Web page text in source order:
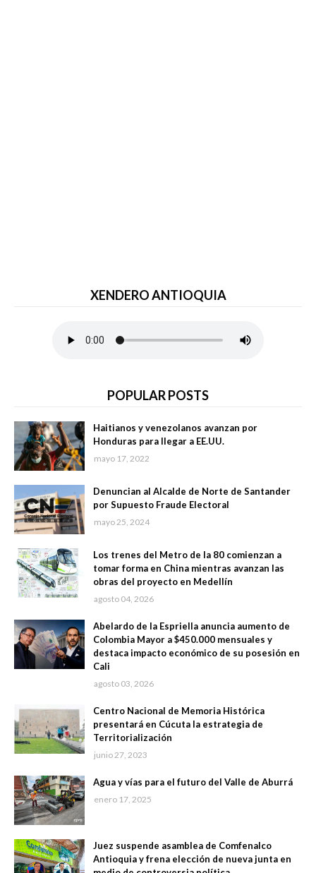
XENDERO ANTIOQUIA
POPULAR POSTS
Haitianos y venezolanos avanzan por
Honduras para llegar a EE.UU.
mayo 17, 2022
Denuncian al Alcalde de Norte de Santander
por Supuesto Fraude Electoral
mayo 25, 2024
Los trenes del Metro de la 80 comienzan a
tomar forma en China mientras avanzan las
obras del proyecto en Medellín
agosto 04, 2026
Abelardo de la Espriella anuncia aumento de
Colombia Mayor a $450.000 mensuales y
destaca impacto económico de su posesión en
Cali
agosto 03, 2026
Centro Nacional de Memoria Histórica
presentará en Cúcuta la estrategia de
Territorialización
junio 27, 2023
Agua y vías para el futuro del Valle de Aburrá
enero 17, 2025
Juez suspende asamblea de Comfenalco
Antioquia y frena elección de nueva junta en